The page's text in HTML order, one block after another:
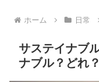
ホーム 日常
サステイナブ
ナブル？どれ